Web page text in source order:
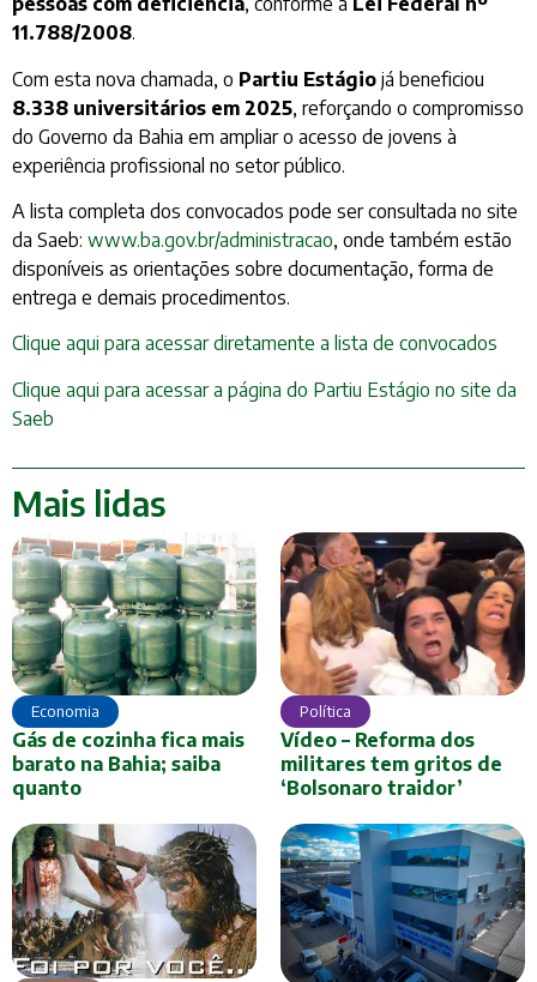
11.788/2008.
Com esta nova chamada, o Partiu Estágio já beneficiou
8.338 universitários em 2025, reforçando o compromisso
do Governo da Bahia em ampliar o acesso de jovens à
experiência profissional no setor público.
A lista completa dos convocados pode ser consultada no site
da Saeb: www.ba.gov.br/administracao, onde também estão
disponíveis as orientações sobre documentação, forma de
entrega e demais procedimentos.
Clique aqui para acessar diretamente a lista de convocados
Clique aqui para acessar a página do Partiu Estágio no site da
Saeb
Mais lidas
Economia
Gás de cozinha fica mais
barato na Bahia; saiba
quanto
Política
Vídeo – Reforma dos
militares tem gritos de
‘Bolsonaro traidor’